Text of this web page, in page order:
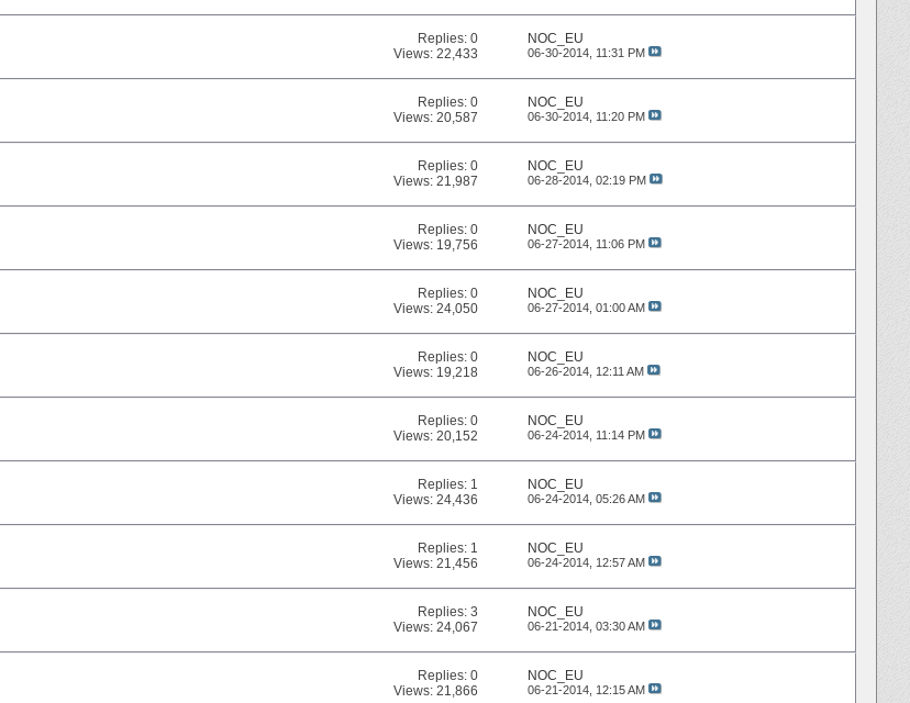
Replies:0
Views: 22,433
NOC_EU
06-30-2014, 11:31 PM
Replies:0
Views: 20,587
NOC_EU
06-30-2014, 11:20 PM
Replies:0
Views: 21,987
NOC_EU
06-28-2014, 02:19 PM
Replies:0
Views: 19,756
NOC_EU
06-27-2014, 11:06 PM
Replies:0
Views: 24,050
NOC_EU
06-27-2014, 01:00 AM
Replies:0
Views: 19,218
NOC_EU
06-26-2014, 12:11 AM
Replies:0
Views: 20,152
NOC_EU
06-24-2014, 11:14 PM
Replies: 1
Views: 24,436
NOC_EU
06-24-2014, 05:26 AM
Replies: 1
Views: 21,456
NOC_EU
06-24-2014, 12:57 AM
Replies:3
Views: 24,067
NOC_EU
06-21-2014, 03:30 AM
Replies:0
Views: 21,866
NOC_EU
06-21-2014, 12:15 AM